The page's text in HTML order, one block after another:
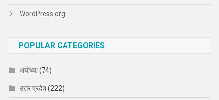
WordPress.org
POPULAR CATEGORIES
अयोध्या(74)
उत्तर प्रदेश(222)